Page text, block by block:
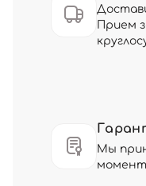
Прием
Мы